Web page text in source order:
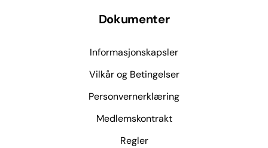
Dokumenter
Informasjonskapsler
Vilkår og Betingelser
Personvernerklæring
Medlemskontrakt
Regler